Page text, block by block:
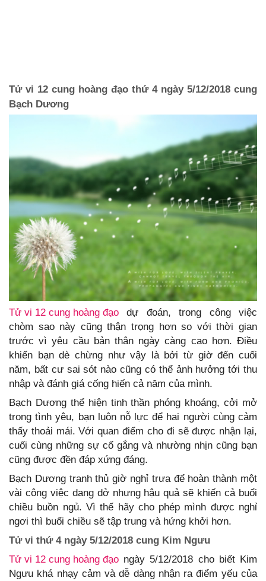
Tử vi 12 cung hoàng đạo thứ 4 ngày 5/12/2018 cung
Bạch Dương
Tử vi 12 cung hoàng đạo dự đoán, trong công việc
chòm sao này cũng thận trọng hơn so với thời gian
trước vì yêu cầu bản thân ngày càng cao hơn. Điều
khiến bạn dè chừng như vậy là bởi từ giờ đến cuối
năm, bất cư sai sót nào cũng có thể ảnh hưởng tới thu
nhập và đánh giá cống hiến cả năm của mình.
Bạch Dương thể hiện tinh thần phóng khoáng, cởi mở
trong tình yêu, bạn luôn nỗ lực để hai người cùng cảm
thấy thoải mái. Với quan điểm cho đi sẽ được nhận lại,
cuối cùng những sự cố gắng và nhường nhịn cũng bạn
cũng được đền đáp xứng đáng.
Bạch Dương tranh thủ giờ nghỉ trưa để hoàn thành một
vài công việc dang dở nhưng hậu quả sẽ khiến cả buổi
chiều buồn ngủ. Vì thế hãy cho phép mình được nghỉ
ngơi thì buổi chiều sẽ tập trung và hứng khởi hơn.
Tử vi thứ 4 ngày 5/12/2018 cung Kim Ngưu
Tử vi 12 cung hoàng đạo ngày 5/12/2018 cho biết Kim
Ngưu khá nhạy cảm và dễ dàng nhận ra điểm yếu của